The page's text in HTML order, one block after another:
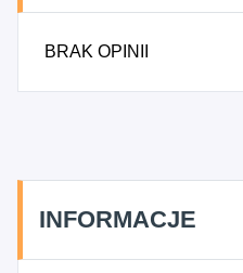
BRAK OPINII
INFORMACJE